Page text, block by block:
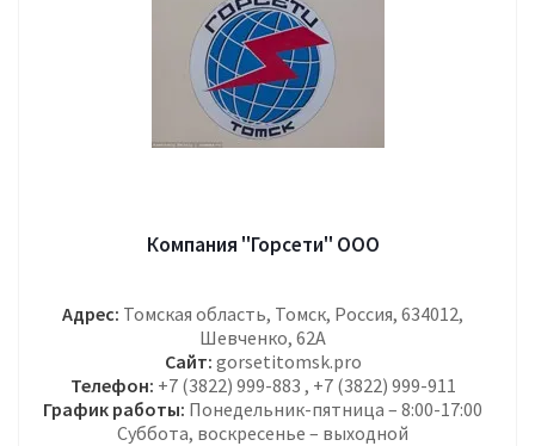
Компания "Горсети" ООО
Адрес: Томская область, Томск, Россия, 634012,
Шевченко, 62А
Сайт: gorsetitomsk.pro
Телефон: +7 (3822) 999-883 , +7 (3822) 999-911
График работы: Понедельник-пятница – 8:00-17:00
Суббота, воскресенье – выходной